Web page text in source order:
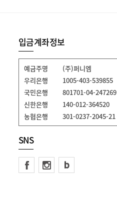
입금계좌정보
예금주명
(주)퍼니엠
우리은행
1005-403-539855
국민은행
801701-04-247269
신한은행
140-012-364520
농협은행
301-0237-2045-21
SNS